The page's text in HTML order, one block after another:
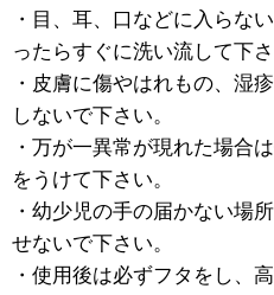
・目、耳、口などに入らな
ったらすぐに洗い流して下さ
・皮膚に傷やはれもの、湿
しないで下さい。
・万が一異常が現れた場合
をうけて下さい。
・幼少児の手の届かない場
せないで下さい。
・使用後は必ずフタをし、